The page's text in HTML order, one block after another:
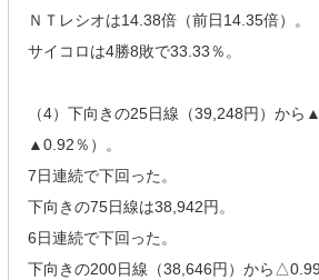
ＮＴレシオは14.38倍（前日14.35倍）。
サイコロは4勝8敗で33.33％。
（4）下向きの25日線（39,248円）から
▲0.92％）。
7日連続で下回った。
下向きの75日線は38,942円。
6日連続で下回った。
下向きの200日線（38,646円）から